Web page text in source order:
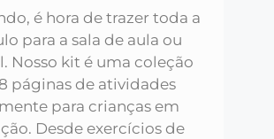
é hora de trazer toda a
para a sala de aula ou
Nosso kit é uma coleção
páginas de atividades
para crianças em
Desde exercícios de